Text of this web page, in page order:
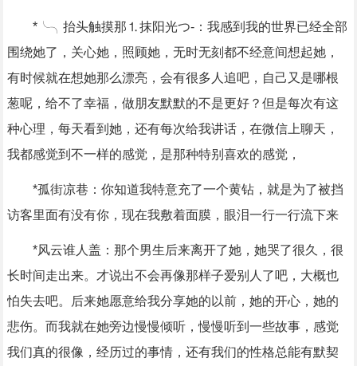
*╰╮抬头触摸那⒈抹阳光つ-：我感到我的世界已经全部
围绕她了，关心她，照顾她，无时无刻都不经意间想起她，
有时候就在想她那么漂亮，会有很多人追吧，自己又是哪根
葱呢，给不了幸福，做朋友默默的不是更好？但是每次有这
种心理，每天看到她，还有每次给我讲话，在微信上聊天，
我都感觉到不一样的感觉，是那种特别喜欢的感觉，
*孤街凉巷：你知道我特意充了一个黄钻，就是为了被挡
访客里面有没有你，现在我敷着面膜，眼泪一行一行流下来
*风云谁人盖：那个男生后来离开了她，她哭了很久，很
长时间走出来。才说出不会再像那样子爱别人了吧，大概也
怕失去吧。后来她愿意给我分享她的以前，她的开心，她的
悲伤。而我就在她旁边慢慢倾听，慢慢听到一些故事，感觉
我们真的很像，经历过的事情，还有我们的性格总能有默契